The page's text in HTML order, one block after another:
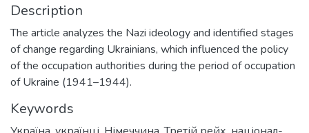
Description
The article analyzes the Nazi ideology and identified stages
of change regarding Ukrainians, which influenced the policy
of the occupation authorities during the period of occupation
of Ukraine (1941–1944).
Keywords